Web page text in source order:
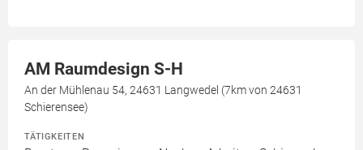
AM Raumdesign S-H
An der Mühlenau 54, 24631 Langwedel (7km von 24631
Schierensee)
TÄTIGKEITEN